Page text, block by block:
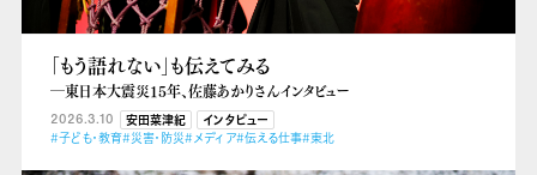
「もう語れない」も伝えてみる
―東日本大震災15年、佐藤あかりさんインタビュー
2026.3.10 安田菜津紀
インタビュー
#子ども・教育#災害・防災#メディア#伝える仕事#東北